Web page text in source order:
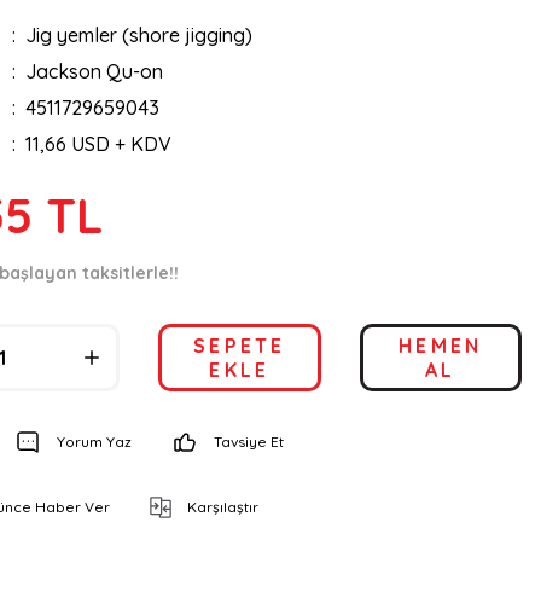
Jig yemler (shore jigging)
Jackson Qu-on
4511729659043
11,66 USD + KDV
TL
başlayan taksitlerle!!
SEPETE
EKLE
HEMEN
AL
Yorum Yaz Tavsiye Et
Haber Ver Karşılaştır